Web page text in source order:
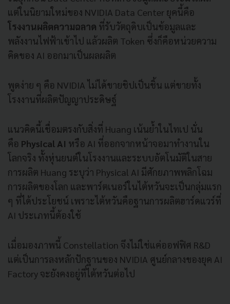
แต่ในนิยามใหม่ของ NVIDIA Data Center ยุคนี้คือ
โรงงานผลิตความฉลาด ที่รับวัตถุดิบเป็นข้อมูลและ
พลังงานไฟฟ้าเข้าไป แล้วผลิต Token ซึ่งก็คือหน่วยความ
คิดของ AI ออกมาเป็นผลผลิต
พูดง่าย ๆ คือ NVIDIA ไม่ได้ขายชิปเป็นชิ้น แต่ขายทั้ง
โรงงานที่ผลิตปัญญาประดิษฐ์
แนวคิดนี้เชื่อมตรงกับสิ่งที่ Huang เน้นย้ำในไทเป นั่น
คือ Physical AI หรือ AI ที่ออกจากหน้าจอมาทำงานใน
โลกจริง ทั้งหุ่นยนต์ในโรงงานและระบบอัตโนมัติในสาย
การผลิต Huang ระบุว่า Physical AI มีศักยภาพพลิกโฉม
การผลิตของโลก และพาร์ตเนอร์ในไต้หวันจะเป็นกลุ่มแรก
ๆ ที่ได้ประโยชน์ เพราะไต้หวันคือฐานการผลิตฮาร์ดแวร์ที่
AI ประเภทนี้ต้องใช้
เมื่อมองภาพนี้ Constellation จึงไม่ใช่แค่ออฟฟิศ R&D
แต่เป็นการลงหลักปักฐานของ NVIDIA ศูนย์กลางของยุค AI
Factory จะยังคงอยู่ที่ไต้หวันต่อไป